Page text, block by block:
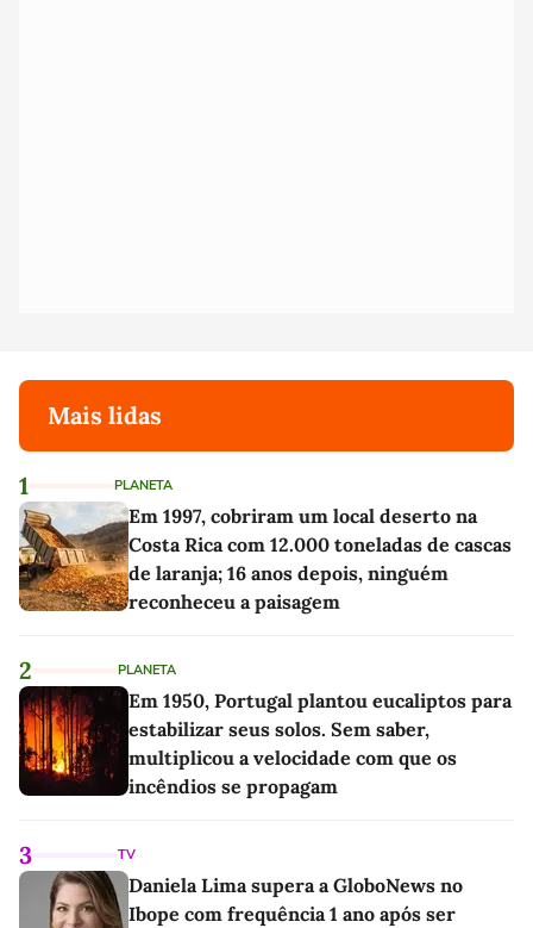
Mais lidas
1 PLANETA
Em 1997, cobriram um local deserto na
Costa Rica com 12.000 toneladas de cascas
de laranja; 16 anos depois, ninguém
reconheceu a paisagem
2 PLANETA
Em 1950, Portugal plantou eucaliptos para
estabilizar seus solos. Sem saber,
multiplicou a velocidade com que os
incêndios se propagam
3 TV
Daniela Lima supera a GloboNews no
Ibope com frequência 1 ano após ser